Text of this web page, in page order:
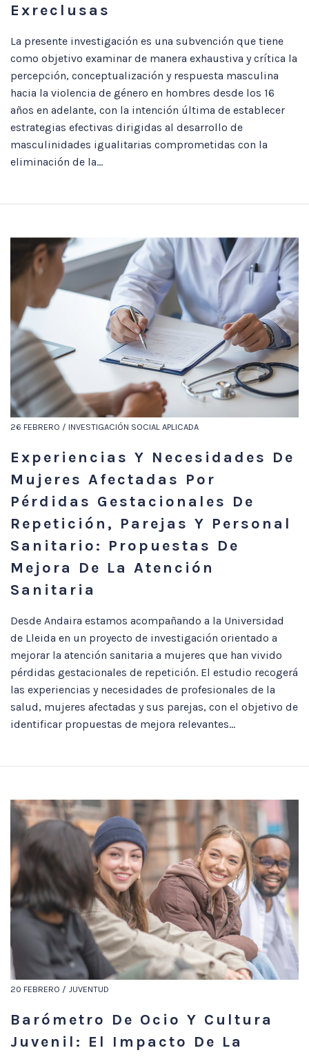
Exreclusas
La presente investigación es una subvención que tiene
como objetivo examinar de manera exhaustiva y crítica la
percepción, conceptualización y respuesta masculina
hacia la violencia de género en hombres desde los 16
años en adelante, con la intención última de establecer
estrategias efectivas dirigidas al desarrollo de
masculinidades igualitarias comprometidas con la
eliminación de la...
26 FEBRERO / INVESTIGACIÓN SOCIAL APLICADA
Experiencias Y Necesidades De
Mujeres Afectadas Por
Pérdidas Gestacionales De
Repetición, Parejas Y Personal
Sanitario: Propuestas De
Mejora De La Atención
Sanitaria
Desde Andaira estamos acompañando a la Universidad
de Lleida en un proyecto de investigación orientado a
mejorar la atención sanitaria a mujeres que han vivido
pérdidas gestacionales de repetición. El estudio recogerá
las experiencias y necesidades de profesionales de la
salud, mujeres afectadas y sus parejas, con el objetivo de
identificar propuestas de mejora relevantes...
20 FEBRERO / JUVENTUD
Barómetro De Ocio Y Cultura
Juvenil: El Impacto De La